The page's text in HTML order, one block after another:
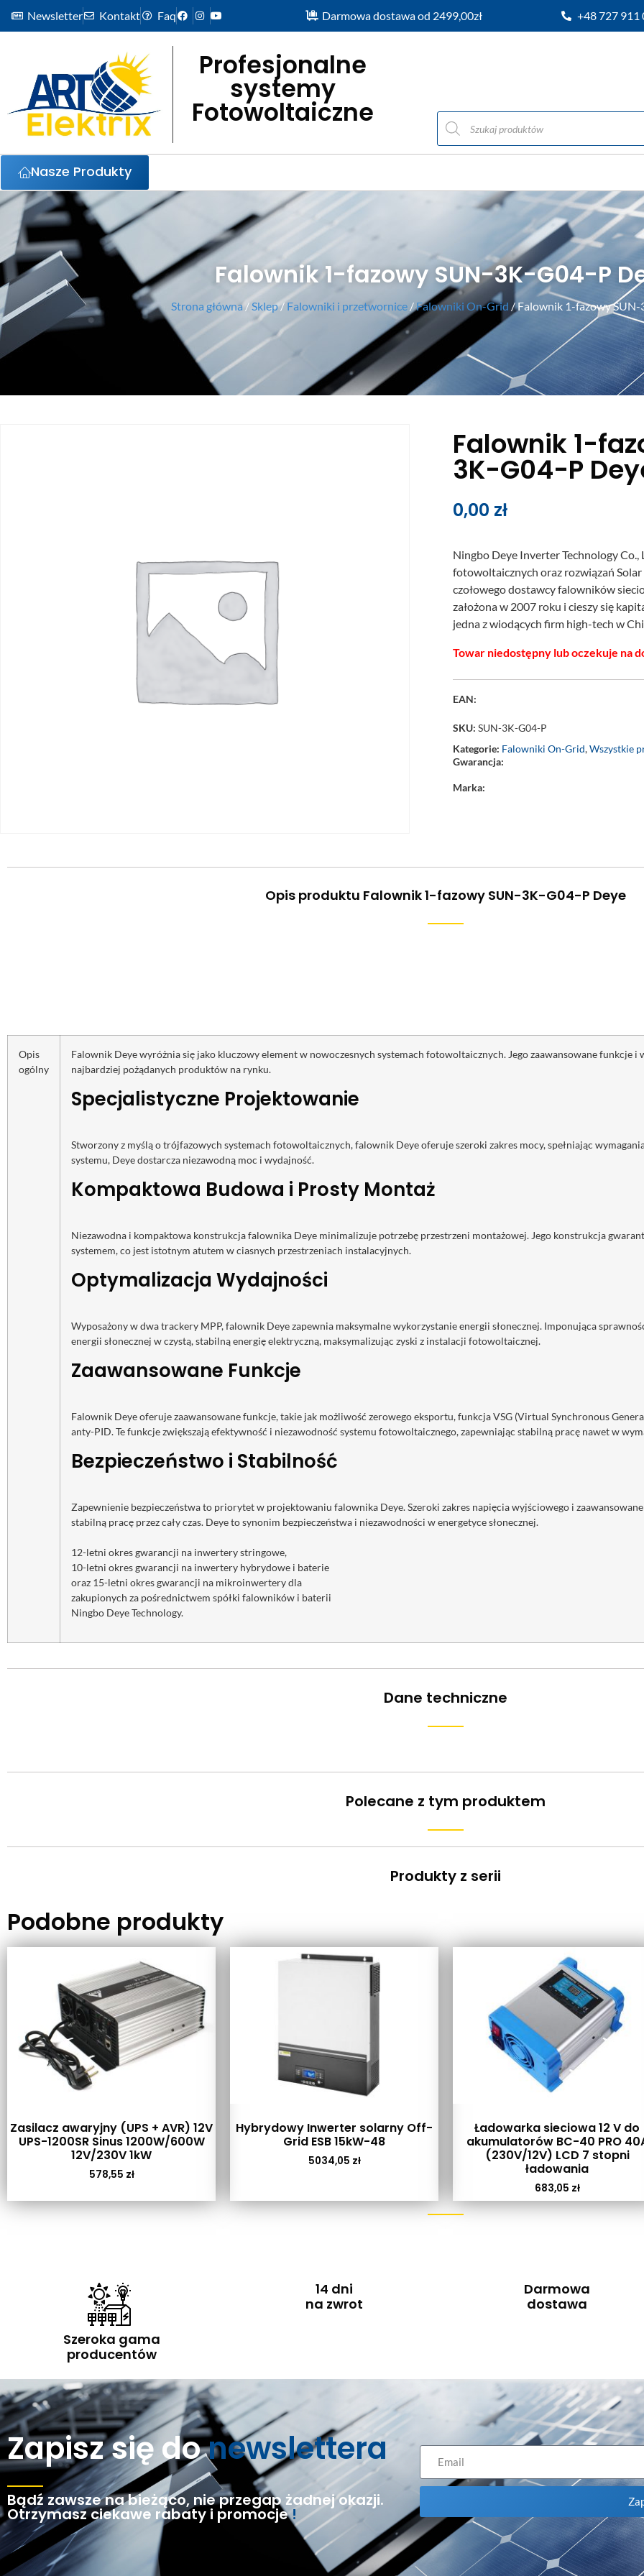
Newsletter Kontakt Faq Darmowa dostawa od 2499,00zł +48 727 911
Profesjonalne
systemy
Fotowoltaiczne
Nasze Produkty
Falownik 1-fazowy SUN-3K-G04-P
Strona główna/Sklep/Falowniki i przetwornice /Falowniki On-Grid / Falownik 1-fazowy
Falownik 1-
3K-G04-P
0,00 zł
Ningbo Deye Inverter Technology
fotowoltaicznych oraz rozwiązań
czołowego dostawcy falowników
założona w 2007 roku i cieszy się
jedna z wiodących firm high-tech w
Towar niedostępny lub oczekuje na
EAN:
SKU:SUN-3K-G04-P
Kategorie: Falowniki On-Grid,Wszystkie
Gwarancja:
Marka:
Opis produktu Falownik 1-fazowy SUN-3K-G04-P Deye
Opis
ogólny
Falownik Deye wyróżnia się jako kluczowy element w nowoczesnych systemach fotowoltaicznych. Jego zaawansowane funkcje i
najbardziej pożądanych produktów na rynku.
Specjalistyczne Projektowanie
Stworzony z myślą o trójfazowych systemach fotowoltaicznych, falownik Deye oferuje szeroki zakres mocy, spełniając
systemu, Deye dostarcza niezawodną moc i wydajność.
Kompaktowa Budowa i Prosty Montaż
Niezawodna i kompaktowa konstrukcja falownika Deye minimalizuje potrzebę przestrzeni montażowej. Jego konstrukcja
systemem, co jest istotnym atutem w ciasnych przestrzeniach instalacyjnych.
Optymalizacja Wydajności
Wyposażony w dwa trackery MPP, falownik Deye zapewnia maksymalne wykorzystanie energii słonecznej. Imponująca
energii słonecznej w czystą, stabilną energię elektryczną, maksymalizując zyski z instalacji fotowoltaicznej.
Zaawansowane Funkcje
Falownik Deye oferuje zaawansowane funkcje, takie jak możliwość zerowego eksportu, funkcja VSG (Virtual Synchronous
anty-PID. Te funkcje zwiększają efektywność i niezawodność systemu fotowoltaicznego, zapewniając stabilną pracę nawet w
Bezpieczeństwo i Stabilność
Zapewnienie bezpieczeństwa to priorytet w projektowaniu falownika Deye. Szeroki zakres napięcia wyjściowego i
stabilną pracę przez cały czas. Deye to synonim bezpieczeństwa i niezawodności w energetyce słonecznej.
12-letni okres gwarancji na inwertery stringowe,
10-letni okres gwarancji na inwertery hybrydowe i baterie
oraz 15-letni okres gwarancji na mikroinwertery dla
zakupionych za pośrednictwem spółki falowników i baterii
Ningbo Deye Technology.
Dane techniczne
Polecane z tym produktem
Produkty z serii
Podobne produkty
Zasilacz awaryjny (UPS + AVR) 12V
UPS-1200SR Sinus 1200W/600W
12V/230V 1kW
578,55 zł
Hybrydowy Inwerter solarny Off-
Grid ESB 15kW-48
5034,05 zł
Ładowarka sieciowa 12 V do
akumulatorów BC-40 PRO
(230V/12V) LCD 7 stopni
ładowania
683,05 zł
Szeroka gama
producentów
14 dni
na zwrot
Darmowa
dostawa
Zapisz się donewslettera
Bądź zawsze na bieżąco, nie przegap żadnej okazji.
Otrzymasz ciekawe rabaty i promocje!